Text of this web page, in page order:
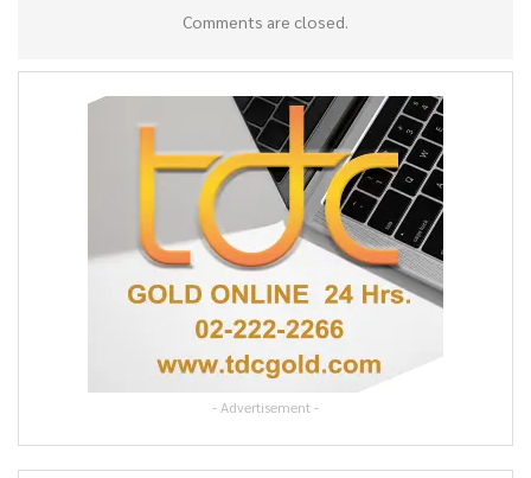
Comments are closed.
- Advertisement -